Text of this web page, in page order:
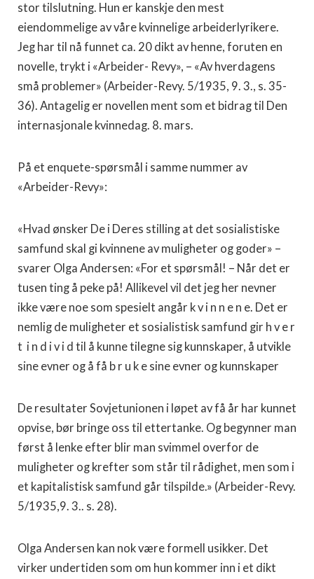
stor tilslutning. Hun er kanskje den mest
eiendommelige av våre kvinnelige arbeiderlyrikere.
Jeg har til nå funnet ca. 20 dikt av henne, foruten en
novelle, trykt i «Arbeider- Revy», – «Av hverdagens
små problemer» (Arbeider-Revy. 5/1935, 9. 3., s. 35-
36). Antagelig er novellen ment som et bidrag til Den
internasjonale kvinnedag. 8. mars.
På et enquete-spørsmål i samme nummer av
«Arbeider-Revy»:
«Hvad ønsker De i Deres stilling at det sosialistiske
samfund skal gi kvinnene av muligheter og goder» –
svarer Olga Andersen: «For et spørsmål! – Når det er
tusen ting å peke på! Allikevel vil det jeg her nevner
ikke være noe som spesielt angår k v i n n e n e. Det er
nemlig de muligheter et sosialistisk samfund gir h v e r
t i n d i v i d til å kunne tilegne sig kunnskaper, å utvikle
sine evner og å få b r u k e sine evner og kunnskaper
De resultater Sovjetunionen i løpet av få år har kunnet
opvise, bør bringe oss til ettertanke. Og begynner man
først å lenke efter blir man svimmel overfor de
muligheter og krefter som står til rådighet, men som i
et kapitalistisk samfund går tilspilde.» (Arbeider-Revy.
5/1935,9. 3.. s. 28).
Olga Andersen kan nok være formell usikker. Det
virker un­dertiden som om hun kommer inn i et dikt